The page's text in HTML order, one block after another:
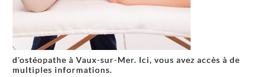
d'ostéopathe à Vaux-sur-Mer. Ici, vous avez accès à de
multiples informations.